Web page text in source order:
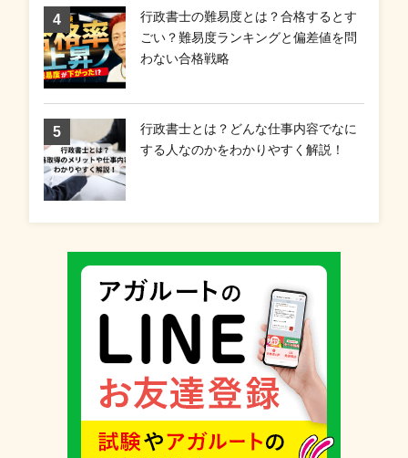
行政書士の難易度とは？合格するとす
ごい？難易度ランキングと偏差値を問
わない合格戦略
行政書士とは？どんな仕事内容でなに
する人なのかをわかりやすく解説！